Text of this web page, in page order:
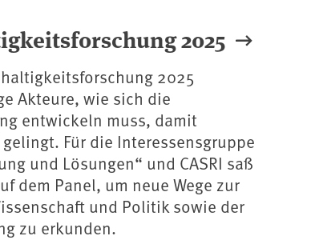
2025
2025
Akteure, wie sich die
entwickeln muss, damit
Für die Interessensgruppe
und Lösungen“ und CASRI saß
dem Panel, um neue Wege zur
und Politik sowie der
zu erkunden.